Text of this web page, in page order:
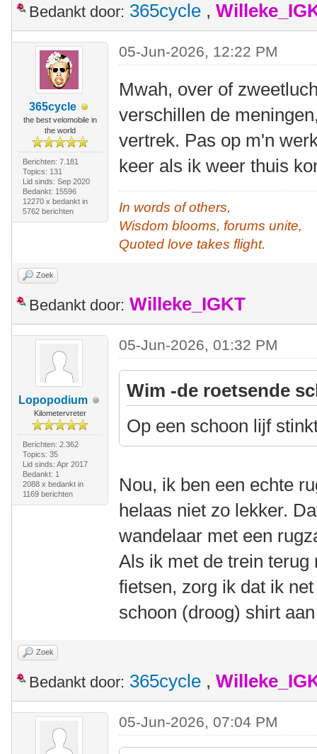
Bedankt door: 365cycle ,
365cycle
the best velomobile in
the world
Berichten: 7.181
Topics: 131
Lid sinds: Sep 2020
Bedankt: 15596
12270 x bedankt in
5762 berichten
05-Jun-2026, 12:22 PM
Mwah, over of
verschillen de
vertrek. Pas op m'n
keer als ik weer thuis
In words of others,
Wisdom blooms, forums unite,
Quoted love takes flight.
Zoek
Bedankt door: Willeke_IGKT
Lopopodium
Kilometervreter
Berichten: 2.362
Topics: 35
Lid sinds: Apr 2017
Bedankt: 1
2088 x bedankt in
1169 berichten
05-Jun-2026, 01:32 PM
Wim -de roetsende
Op een schoon lijf
Nou, ik ben een echte
helaas niet zo lekker.
wandelaar met een
Als ik met de trein terug
fietsen, zorg ik dat ik
schoon (droog) shirt
Zoek
Bedankt door: 365cycle ,
05-Jun-2026, 07:04 PM